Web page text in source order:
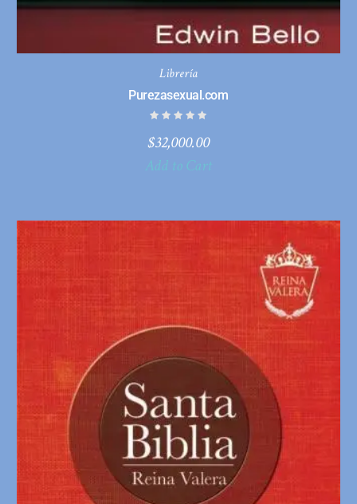
Librería
Purezasexual.com
$32,000.00
Add to Cart